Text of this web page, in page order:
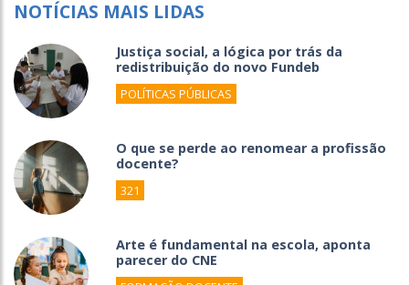
NOTÍCIAS MAIS LIDAS
Justiça social, a lógica por trás da
redistribuição do novo Fundeb
POLÍTICAS PÚBLICAS
O que se perde ao renomear a profissão
docente?
321
Arte é fundamental na escola, aponta
parecer do CNE